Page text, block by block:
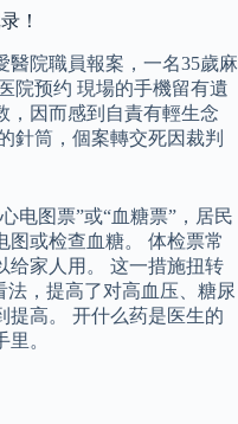
！
醫院職員報案，一名35歲麻
院预约 現場的手機留有遺
，因而感到自責有輕生念
針筒，個案轉交死因裁判
电图票”或“血糖票”，居民
图或检查血糖。 体检票常
给家人用。 这一措施扭转
法，提高了对高血压、糖尿
提高。 开什么药是医生的
。